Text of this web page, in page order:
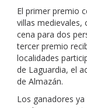
El primer premio
villas
cena para dos
tercer premio
localidades
de Laguardia, el
de Almazán.
Los ganadores